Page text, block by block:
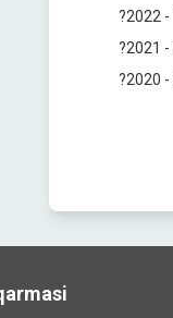
?2022 -
?2021 -
?2020